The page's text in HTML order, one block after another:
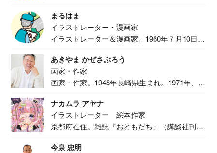
まるはま
イラストレーター・漫画家
イラストレーター＆漫画家。1960年７月10日生
あきやま かぜさぶろう
画家・作家
画家・作家。1948年長崎県生まれ。1971年、
ナカムラ アヤナ
イラストレーター 絵本作家
京都府在住。雑誌『おともだち』（講談社刊）
今泉 忠明